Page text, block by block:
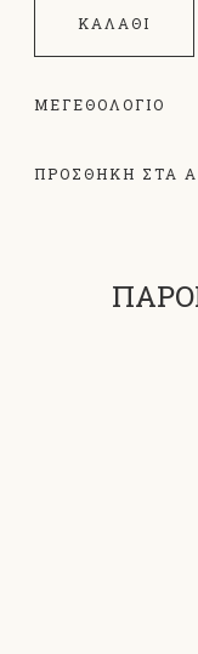
ΚΑΛΆΘΙ
ΜΕΓΕΘΟΛΌΓΙΟ
ΠΡΟΣΘΗΚΗ ΣΤΑ